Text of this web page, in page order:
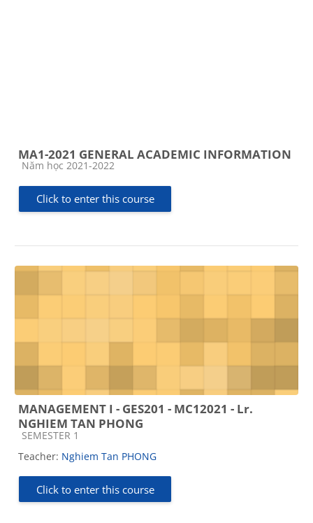
MA1-2021 GENERAL ACADEMIC INFORMATION
Course category
Năm học 2021-2022
Click to enter this course
MANAGEMENT I - GES201 - MC12021 - Lr.
NGHIEM TAN PHONG
Course category
SEMESTER 1
Teacher: Nghiem Tan PHONG
Click to enter this course